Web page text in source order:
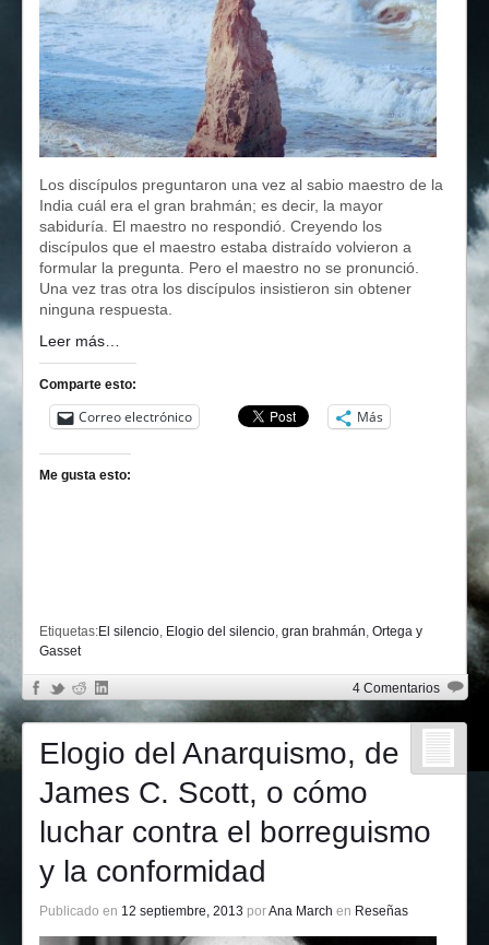
Los discípulos preguntaron una vez al sabio maestro de la
India cuál era el gran brahmán; es decir, la mayor
sabiduría. El maestro no respondió. Creyendo los
discípulos que el maestro estaba distraído volvieron a
formular la pregunta. Pero el maestro no se pronunció.
Una vez tras otra los discípulos insistieron sin obtener
ninguna respuesta.
Leer más…
Comparte esto:
Correo electrónico Más
Me gusta esto:
Etiquetas:El silencio, Elogio del silencio, gran brahmán, Ortega y
Gasset
4 Comentarios
Elogio del Anarquismo, de
James C. Scott, o cómo
luchar contra el borreguismo
y la conformidad
Publicado en 12 septiembre, 2013 porAna March en Reseñas